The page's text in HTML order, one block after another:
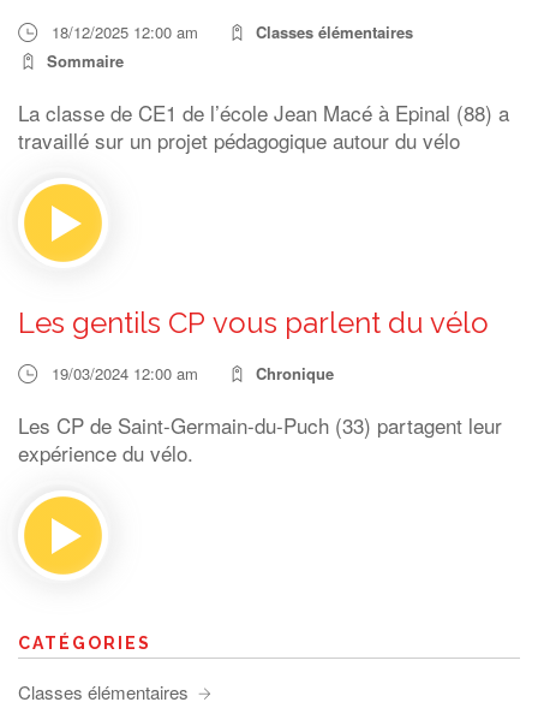
18/12/2025 12:00 am
Classes élémentaires
Sommaire
La classe de CE1 de l’école Jean Macé à Epinal (88) a
travaillé sur un projet pédagogique autour du vélo
Les gentils CP vous parlent du vélo
19/03/2024 12:00 am Chronique
Les CP de Saint-Germain-du-Puch (33) partagent leur
expérience du vélo.
CATÉGORIES
Classes élémentaires